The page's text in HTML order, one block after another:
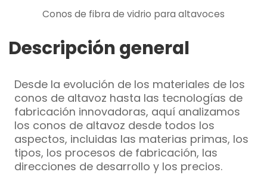
Conos de fibra de vidrio para altavoces
Descripción general
Desde la evolución de los materiales de los
conos de altavoz hasta las tecnologías de
fabricación innovadoras, aquí analizamos
los conos de altavoz desde todos los
aspectos, incluidas las materias primas, los
tipos, los procesos de fabricación, las
direcciones de desarrollo y los precios.